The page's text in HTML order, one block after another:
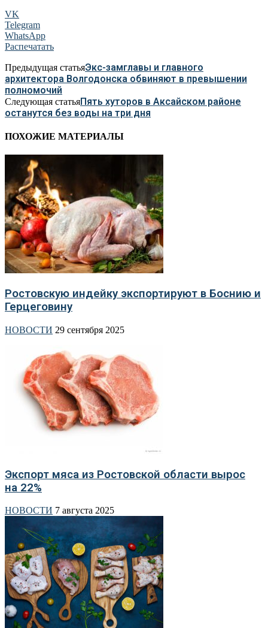
VK
Telegram
WhatsApp
Распечатать
Предыдущая статьяЭкс-замглавы и главного
архитектора Волгодонска обвиняют в превышении
полномочий
Следующая статьяПять хуторов в Аксайском районе
останутся без воды на три дня
ПОХОЖИЕ МАТЕРИАЛЫ
Ростовскую индейку экспортируют в Боснию и
Герцеговину
НОВОСТИ 29 сентября 2025
Экспорт мяса из Ростовской области вырос
на 22%
НОВОСТИ 7 августа 2025